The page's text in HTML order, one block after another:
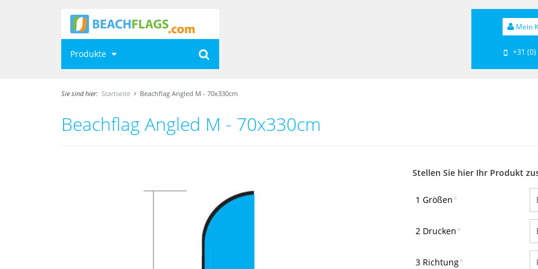
Produkte
Mein
+31
Sie sind hier: Startseite Beachflag Angled M - 70x330cm
Beachflag Angled M - 70x330cm
Stellen Sie hier Ihr Produkt
1 Größen*
2 Drucken*
3 Richtung*